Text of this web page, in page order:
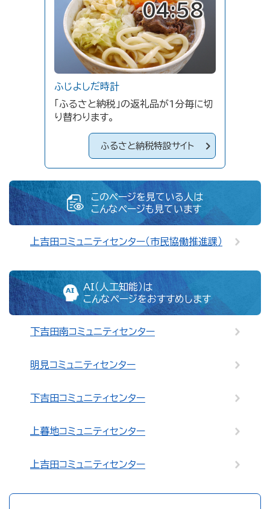
04:58
ふじよしだ時計
「ふるさと納税」の返礼品が1分毎に切
り替わります。
ふるさと納税特設サイト
このページを見ている人は
こんなページも見ています
上吉田コミュニティセンター（市民協働推進課）
AI（人工知能）は
こんなページをおすすめします
下吉田南コミュニティセンター
明見コミュニティセンター
下吉田コミュニティセンター
上暮地コミュニティセンター
上吉田コミュニティセンター